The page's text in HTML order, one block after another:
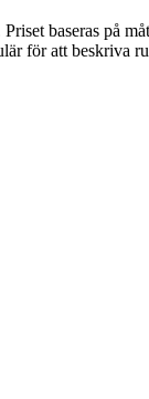
baseras på
för att beskriva